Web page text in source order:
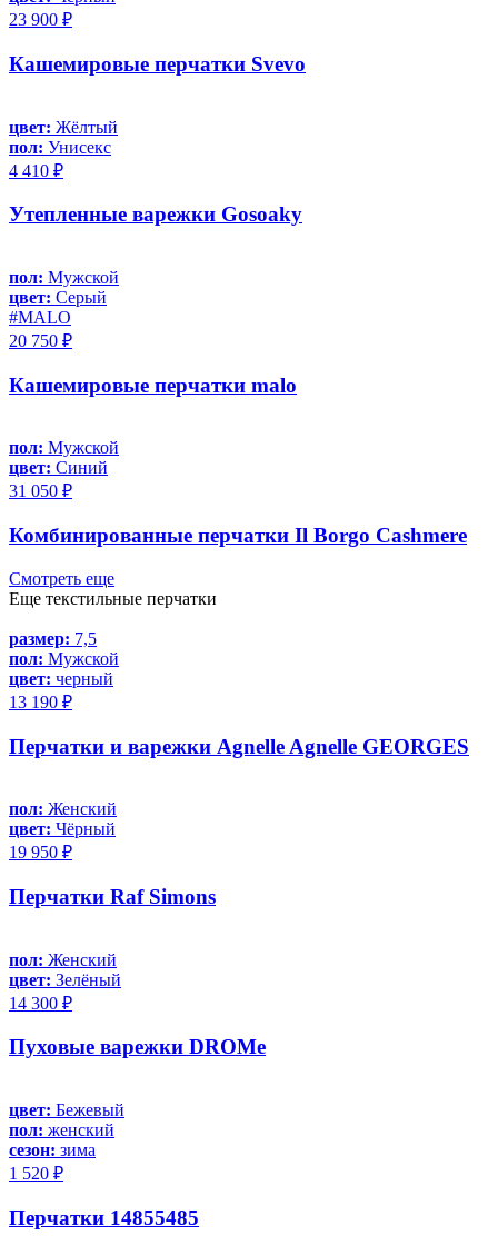
23 900 ₽
Кашемировые перчатки Svevo
цвет: Жёлтый
пол: Унисекс
4 410 ₽
Утепленные варежки Gosoaky
пол: Мужской
цвет: Серый
#MALO
20 750 ₽
Кашемировые перчатки malo
пол: Мужской
цвет: Синий
31 050 ₽
Комбинированные перчатки Il Borgo Cashmere
Смотреть еще
Еще текстильные перчатки
размер: 7,5
пол: Мужской
цвет: черный
13 190 ₽
Перчатки и варежки Agnelle Agnelle GEORGES
пол: Женский
цвет: Чёрный
19 950 ₽
Перчатки Raf Simons
пол: Женский
цвет: Зелёный
14 300 ₽
Пуховые варежки DROMe
цвет: Бежевый
пол: женский
сезон: зима
1 520 ₽
Перчатки 14855485